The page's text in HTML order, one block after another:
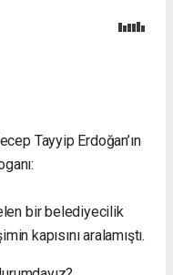
Tayyip Erdoğan’ın
bir belediyecilik
kapısını aralamıştı.